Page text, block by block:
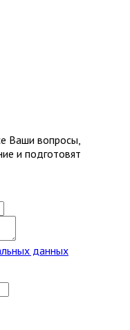
Ваши вопросы,
и подготовят
данных